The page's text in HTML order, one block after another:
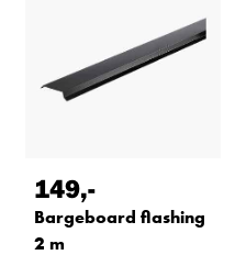
149,-
Bargeboard flashing
2 m